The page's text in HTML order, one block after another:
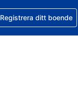
valuta är
nuvarande språk
med din bokning
Registrera ditt boende